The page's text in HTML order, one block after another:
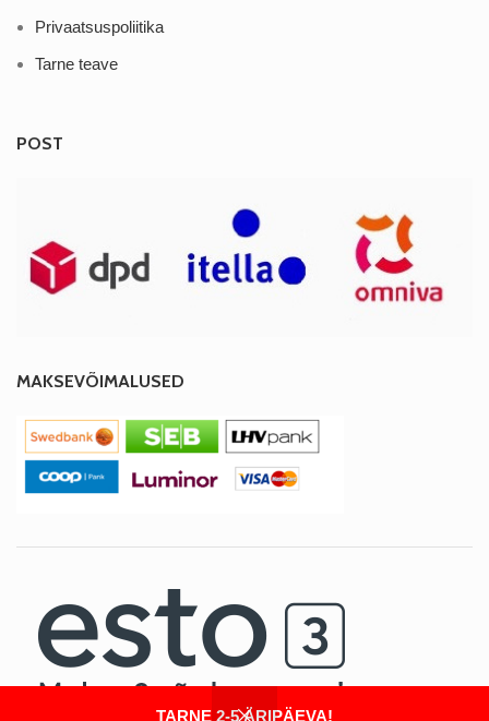
TARNE 2-5 ÄRIPÄEVA!
Privaatsuspoliitika
Tarne teave
POST
MAKSEVÕIMALUSED